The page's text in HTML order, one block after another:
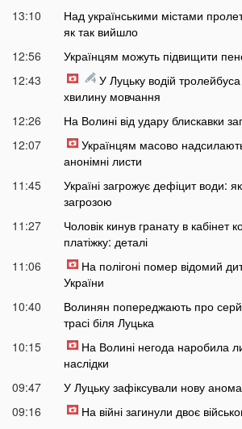
13:10
Над українськими містами
як так вийшло
12:56
Українцям можуть підвищити
12:43
У Луцьку водій
хвилину мовчання
12:26
На Волині від удару блискавки
12:07
Українцям масово
анонімні листи
11:45
Україні загрожує дефіцит води:
загрозою
11:27
Чоловік кинув гранату в кабінет
платіжку: деталі
11:06
На полігоні помер відомий
України
10:40
Волинян попереджають про
трасі біля Луцька
10:15
На Волині негода наробила
наслідки
09:47
У Луцьку зафіксували нову
09:16
На війні загинули двоє